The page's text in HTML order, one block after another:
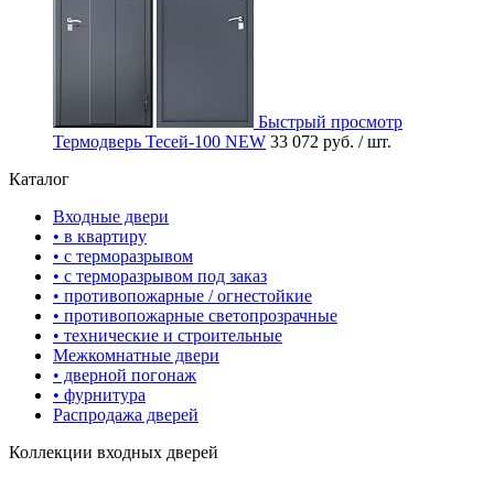
Быстрый просмотр
Термодверь Тесей-100 NEW 33 072 руб. / шт.
Каталог
Входные двери
• в квартиру
• с терморазрывом
• с терморазрывом под заказ
• противопожарные / огнестойкие
• противопожарные светопрозрачные
• технические и строительные
Межкомнатные двери
• дверной погонаж
• фурнитура
Распродажа дверей
Коллекции входных дверей